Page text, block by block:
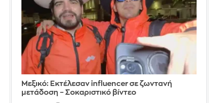
Μεξικό: Εκτέλεσαν influencer σε ζωντανή
μετάδοση – Σοκαριστικό βίντεο